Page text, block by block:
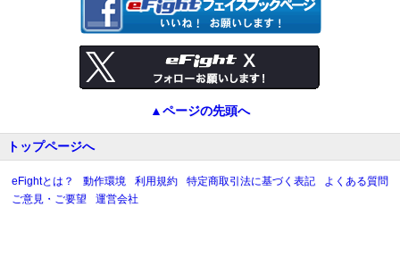
▲ページの先頭へ
トップページへ
eFightとは？ 動作環境 利用規約 特定商取引法に基づく表記
よくある質問
ご意見・ご要望
運営会社